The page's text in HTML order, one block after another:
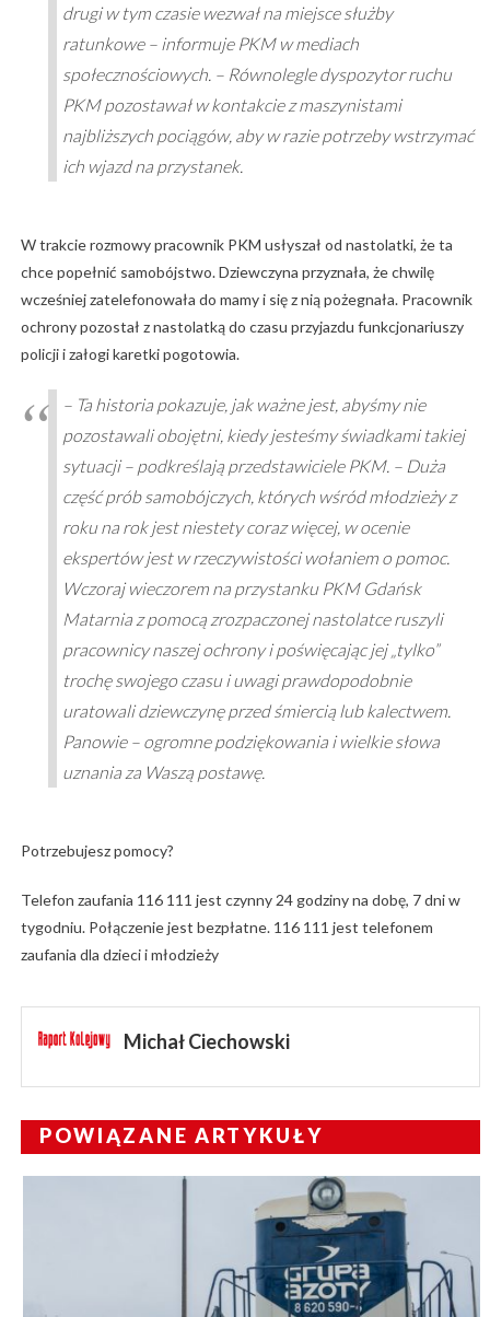
drugi w tym czasie wezwał na miejsce służby
ratunkowe – informuje PKM w mediach
społecznościowych. – Równolegle dyspozytor ruchu
PKM pozostawał w kontakcie z maszynistami
najbliższych pociągów, aby w razie potrzeby wstrzymać
ich wjazd na przystanek.
W trakcie rozmowy pracownik PKM usłyszał od nastolatki, że ta
chce popełnić samobójstwo. Dziewczyna przyznała, że chwilę
wcześniej zatelefonowała do mamy i się z nią pożegnała. Pracownik
ochrony pozostał z nastolatką do czasu przyjazdu funkcjonariuszy
policji i załogi karetki pogotowia.
– Ta historia pokazuje, jak ważne jest, abyśmy nie
pozostawali obojętni, kiedy jesteśmy świadkami takiej
sytuacji – podkreślają przedstawiciele PKM. – Duża
część prób samobójczych, których wśród młodzieży z
roku na rok jest niestety coraz więcej, w ocenie
ekspertów jest w rzeczywistości wołaniem o pomoc.
Wczoraj wieczorem na przystanku PKM Gdańsk
Matarnia z pomocą zrozpaczonej nastolatce ruszyli
pracownicy naszej ochrony i poświęcając jej „tylko”
trochę swojego czasu i uwagi prawdopodobnie
uratowali dziewczynę przed śmiercią lub kalectwem.
Panowie – ogromne podziękowania i wielkie słowa
uznania za Waszą postawę.
Potrzebujesz pomocy?
Telefon zaufania 116 111 jest czynny 24 godziny na dobę, 7 dni w
tygodniu. Połączenie jest bezpłatne. 116 111 jest telefonem
zaufania dla dzieci i młodzieży
Michał Ciechowski
POWIĄZANE ARTYKUŁY